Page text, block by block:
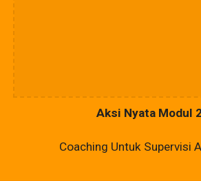
Aksi Nyata Modul
Coaching Untuk Supervisi